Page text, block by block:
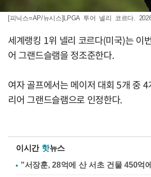
[피닉스=AP/뉴시스]LPGA 투어 넬리 코르다.
세계랭킹 1위 넬리 코르다(미국)는 이
어 그랜드슬램을 정조준한다.
여자 골프에서는 메이저 대회 5개 중
리어 그랜드슬램으로 인정한다.
이시간 핫뉴스
"서장훈, 28억에 산 서초 건물 450억